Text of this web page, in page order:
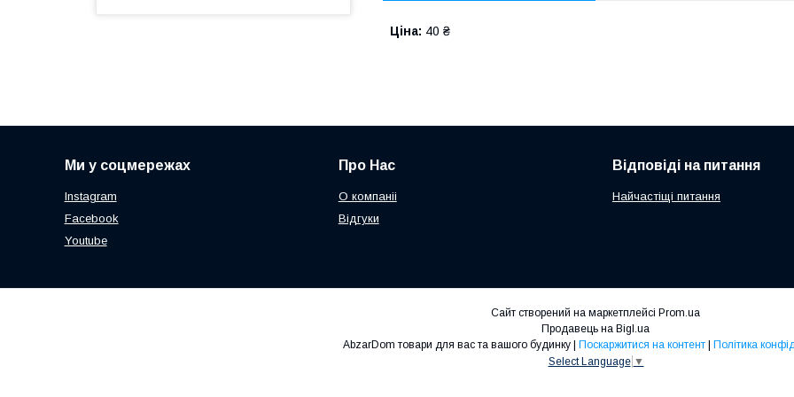
Ціна: 40 ₴
Ми у соцмережах
Instagram
Facebook
Youtube
Про Нас
О компаніі
Відгуки
Відповіді на питання
Найчастіщі питання
Сайт створений на маркетплейсі Prom.ua
Продавець на Bigl.ua
AbzarDom товари для вас та вашого будинку | Поскаржитися на контент | Політика
Select Language ▼